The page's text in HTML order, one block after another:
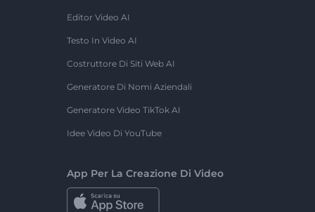
Editor Video AI
Testo In Video AI
Costruttore Di Siti Web AI
Generatore Di Nomi Aziendali
Generatore Video TikTok AI
Idee Video Di YouTube
App Per La Creazione Di Video